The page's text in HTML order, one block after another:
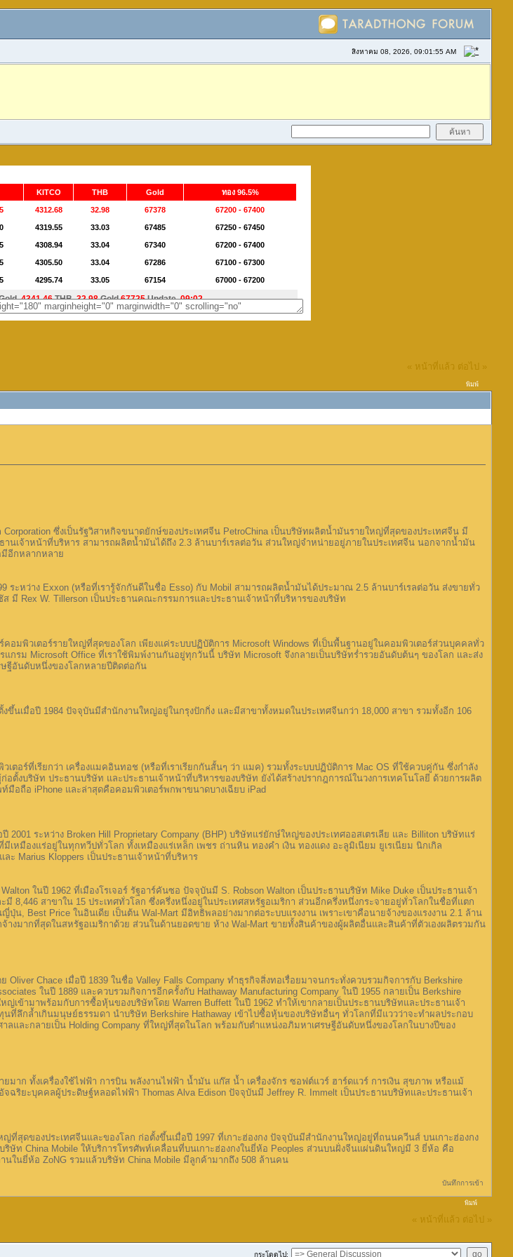
สิงหาคม 08, 2026, 09:01:55 AM
« หน้าที่แล้ว ต่อไป »
พิมพ์
ซึ่งเป็นรัฐวิสาหกิจขนาดยักษ์ของประเทศจีน PetroChina เป็นบริษัทผลิตน้ำมันรายใหญ่ที่สุดของประเทศจีน มี
านเจ้าหน้าที่บริหาร สามารถผลิตน้ำมันได้ถึง 2.3 ล้านบาร์เรลต่อวัน ส่วนใหญ่จำหน่ายอยู่ภายในประเทศจีน นอกจากน้ำมัน
อีกหลากหลาย
ะหว่าง Exxon (หรือที่เรารู้จักกันดีในชื่อ Esso) กับ Mobil สามารถผลิตน้ำมันได้ประมาณ 2.5 ล้านบาร์เรลต่อวัน ส่งขายทั่ว
มี Rex W. Tillerson เป็นประธานคณะกรรมการและประธานเจ้าหน้าที่บริหารของบริษัท
อมพิวเตอร์รายใหญ่ที่สุดของโลก เพียงแค่ระบบปฏิบัติการ Microsoft Windows ที่เป็นพื้นฐานอยู่ในคอมพิวเตอร์ส่วนบุคคลทั่ว
กรม Microsoft Office ที่เราใช้พิมพ์งานกันอยู่ทุกวันนี้ บริษัท Microsoft จึงกลายเป็นบริษัทร่ำรวยอันดับต้นๆ ของโลก และส่ง
ฐีอันดับหนึ่งของโลกหลายปีติดต่อกัน
นเมื่อปี 1984 ปัจจุบันมีสำนักงานใหญ่อยู่ในกรุงปักกิ่ง และมีสาขาทั้งหมดในประเทศจีนกว่า 18,000 สาขา รวมทั้งอีก 106
ตอร์ที่เรียกว่า เครื่องแมคอินทอช (หรือที่เราเรียกกันสั้นๆ ว่า แมค) รวมทั้งระบบปฏิบัติการ Mac OS ที่ใช้ควบคู่กัน ซึ่งกำลัง
ตั้งบริษัท ประธานบริษัท และประธานเจ้าหน้าที่บริหารของบริษัท ยังได้สร้างปรากฎการณ์ในวงการเทคโนโลยี ด้วยการผลิต
มือถือ iPhone และล่าสุดคือคอมพิวเตอร์พกพาขนาดบางเฉียบ iPad
ระหว่าง Broken Hill Proprietary Company (BHP) บริษัทแร่ยักษ์ใหญ่ของประเทศออสเตรเลีย และ Billiton บริษัทแร่
หมืองแร่อยู่ในทุกทวีปทั่วโลก ทั้งเหมืองแร่เหล็ก เพชร ถ่านหิน ทองคำ เงิน ทองแดง อะลูมิเนียม ยูเรเนียม นิกเกิล
ะ Marius Kloppers เป็นประธานเจ้าหน้าที่บริหาร
ในปี 1962 ที่เมืองโรเจอร์ รัฐอาร์คันซอ ปัจจุบันมี S. Robson Walton เป็นประธานบริษัท Mike Duke เป็นประธานเจ้า
8,446 สาขาใน 15 ประเทศทั่วโลก ซึ่งครึ่งหนึ่งอยู่ในประเทศสหรัฐอเมริกา ส่วนอีกครึ่งหนึ่งกระจายอยู่ทั่วโลกในชื่อที่แตก
ปุ่น, Best Price ในอินเดีย เป็นต้น Wal-Mart มีอิทธิพลอย่างมากต่อระบบแรงงาน เพราะเขาคือนายจ้างของแรงงาน 2.1 ล้าน
งมากที่สุดในสหรัฐอเมริกาด้วย ส่วนในด้านยอดขาย ห้าง Wal-Mart ขายทั้งสินค้าของผู้ผลิตอื่นและสินค้าที่ตัวเองผลิตรวมกัน
Chace เมื่อปี 1839 ในชื่อ Valley Falls Company ทำธุรกิจสิ่งทอเรื่อยมาจนกระทั่งควบรวมกิจการกับ Berkshire
ในปี 1889 และควบรวมกิจการอีกครั้งกับ Hathaway Manufacturing Company ในปี 1955 กลายเป็น Berkshire
ญ่เข้ามาพร้อมกับการซื้อหุ้นของบริษัทโดย Warren Buffett ในปี 1962 ทำให้เขากลายเป็นประธานบริษัทและประธานเจ้า
ที่ลึกล้ำเกินมนุษย์ธรรมดา นำบริษัท Berkshire Hathaway เข้าไปซื้อหุ้นของบริษัทอื่นๆ ทั่วโลกที่มีแววว่าจะทำผลประกอบ
ลและกลายเป็น Holding Company ที่ใหญ่ที่สุดในโลก พร้อมกับตำแหน่งอภิมหาเศรษฐีอันดับหนึ่งของโลกในบางปีของ
าก ทั้งเครื่องใช้ไฟฟ้า การบิน พลังงานไฟฟ้า น้ำมัน แก๊ส น้ำ เครื่องจักร ซอฟต์แวร์ ฮาร์ดแวร์ การเงิน สุขภาพ หรือแม้
ฉริยะบุคคลผู้ประดิษฐ์หลอดไฟฟ้า Thomas Alva Edison ปัจจุบันมี Jeffrey R. Immelt เป็นประธานบริษัทและประธานเจ้า
สุดของประเทศจีนและของโลก ก่อตั้งขึ้นเมื่อปี 1997 ที่เกาะฮ่องกง ปัจจุบันมีสำนักงานใหญ่อยู่ที่ถนนควีนส์ บนเกาะฮ่องกง
ริษัท China Mobile ให้บริการโทรศัพท์เคลื่อนที่บนเกาะฮ่องกงในยี่ห้อ Peoples ส่วนบนฝั่งจีนแผ่นดินใหญ่มี 3 ยี่ห้อ คือ
นในยี่ห้อ ZoNG รวมแล้วบริษัท China Mobile มีลูกค้ามากถึง 508 ล้านคน
บันทึกการเข้า
พิมพ์
« หน้าที่แล้ว ต่อไป »
กระโดดไป: